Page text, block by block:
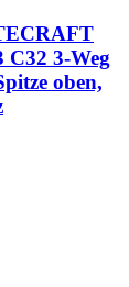
C32 3-Weg
oben,